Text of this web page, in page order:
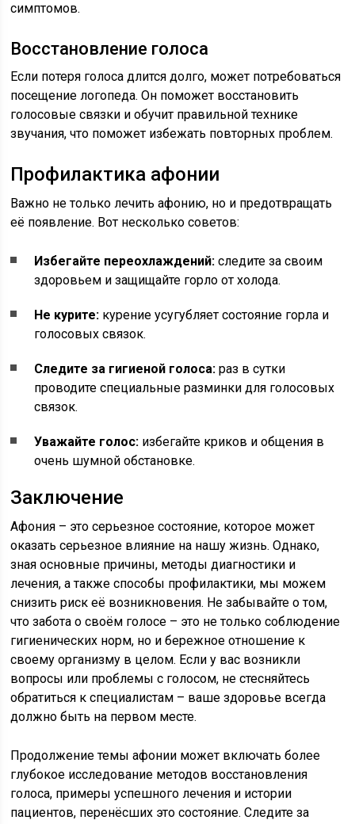
симптомов.
Восстановление голоса
Если потеря голоса длится долго, может потребоваться
посещение логопеда. Он поможет восстановить
голосовые связки и обучит правильной технике
звучания, что поможет избежать повторных проблем.
Профилактика афонии
Важно не только лечить афонию, но и предотвращать
её появление. Вот несколько советов:
Избегайте переохлаждений: следите за своим
здоровьем и защищайте горло от холода.
Не курите: курение усугубляет состояние горла и
голосовых связок.
Следите за гигиеной голоса: раз в сутки
проводите специальные разминки для голосовых
связок.
Уважайте голос: избегайте криков и общения в
очень шумной обстановке.
Заключение
Афония – это серьезное состояние, которое может
оказать серьезное влияние на нашу жизнь. Однако,
зная основные причины, методы диагностики и
лечения, а также способы профилактики, мы можем
снизить риск её возникновения. Не забывайте о том,
что забота о своём голосе – это не только соблюдение
гигиенических норм, но и бережное отношение к
своему организму в целом. Если у вас возникли
вопросы или проблемы с голосом, не стесняйтесь
обратиться к специалистам – ваше здоровье всегда
должно быть на первом месте.
Продолжение темы афонии может включать более
глубокое исследование методов восстановления
голоса, примеры успешного лечения и истории
пациентов, перенёсших это состояние. Следите за